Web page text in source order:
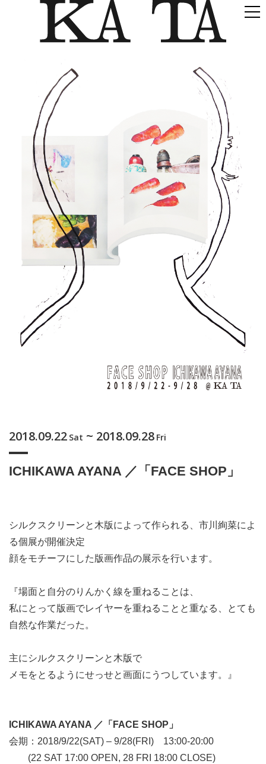
2018.09.22 Sat ~ 2018.09.28 Fri
ICHIKAWA AYANA ／「FACE SHOP」
シルクスクリーンと木版によって作られる、市川絢菜によ
る個展が開催決定
顔をモチーフにした版画作品の展示を行います。
『場面と自分のりんかく線を重ねることは、
私にとって版画でレイヤーを重ねることと重なる、とても
自然な作業だった。
主にシルクスクリーンと木版で
メモをとるようにせっせと画面にうつしています。』
ICHIKAWA AYANA ／「FACE SHOP」
会期：2018/9/22(SAT) – 9/28(FRI) 13:00-20:00
(22 SAT 17:00 OPEN, 28 FRI 18:00 CLOSE)